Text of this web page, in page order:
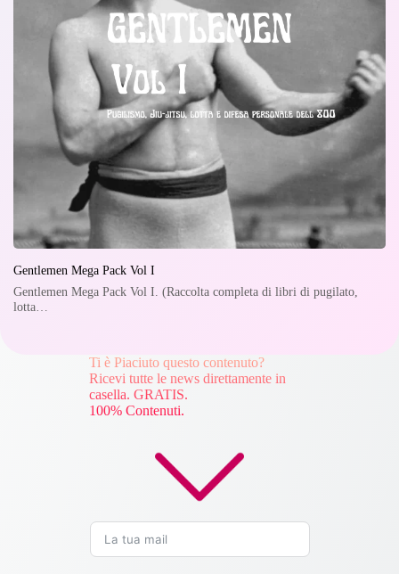
Gentlemen Mega Pack Vol I
Gentlemen Mega Pack Vol I. (Raccolta completa di libri di pugilato,
lotta…
Ti è Piaciuto questo contenuto?
Ricevi tutte le news direttamente in
casella. GRATIS.
100% Contenuti.